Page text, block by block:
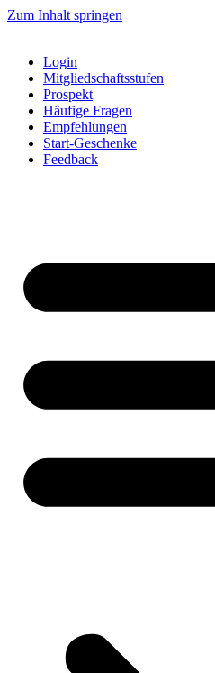
Zum Inhalt springen
Login
Mitgliedschaftsstufen
Prospekt
Häufige Fragen
Empfehlungen
Start-Geschenke
Feedback